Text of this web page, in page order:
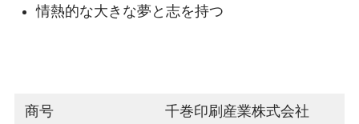
情熱的な大きな夢と志を持つ
商号 千巻印刷産業株式会社